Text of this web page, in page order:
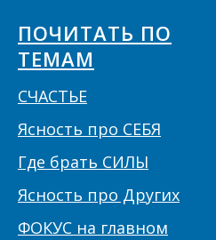
ПОЧИТАТЬ ПО
ТЕМАМ
СЧАСТЬЕ
Ясность про СЕБЯ
Где брать СИЛЫ
Ясность про Других
ФОКУС на главном